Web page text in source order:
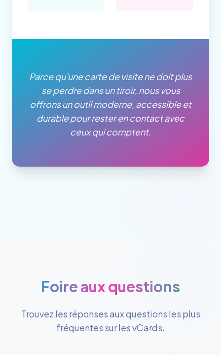
Parce qu'une carte de visite ne doit plus
se perdre dans un tiroir, nous vous
offrons un outil moderne, accessible et
durable pour rester en contact avec
ceux qui comptent.
Foire aux questions
Trouvez les réponses aux questions les plus
fréquentes sur les vCards.